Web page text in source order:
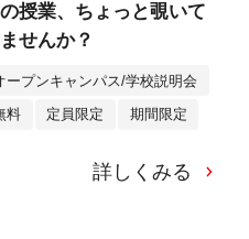
授業、ちょっと覗いて
せんか？
ープンキャンパス/学校説明会
料 定員限定 期間限定
詳しくみる